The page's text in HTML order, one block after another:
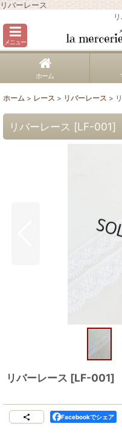
リバーレース
メニュー
ホーム
ホーム > レース > リバーレース >
リバーレース [LF-001]
リバーレース [LF-001]
Facebookでシェア